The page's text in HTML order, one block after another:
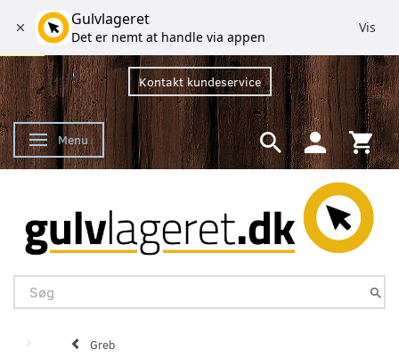
Kontakt kundeservice
Skifte navigation
Menu
Greb
Gulvlageret
Det er nemt at handle via appen
Vis